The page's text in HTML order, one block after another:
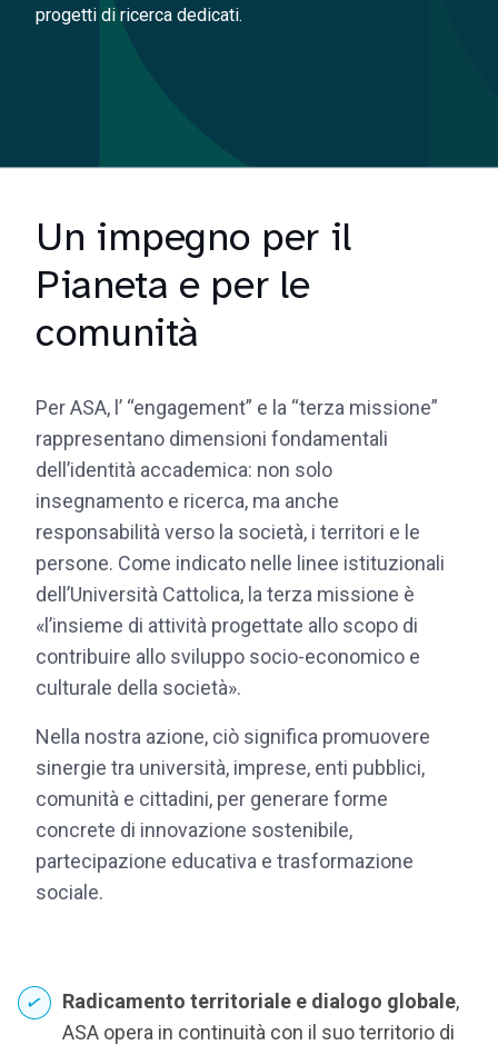
progetti di ricerca dedicati.
Un impegno per il
Pianeta e per le
comunità
Per ASA, l’ “engagement” e la “terza missione”
rappresentano dimensioni fondamentali
dell’identità accademica: non solo
insegnamento e ricerca, ma anche
responsabilità verso la società, i territori e le
persone. Come indicato nelle linee istituzionali
dell’Università Cattolica, la terza missione è
«l’insieme di attività progettate allo scopo di
contribuire allo sviluppo socio-economico e
culturale della società».
Nella nostra azione, ciò significa promuovere
sinergie tra università, imprese, enti pubblici,
comunità e cittadini, per generare forme
concrete di innovazione sostenibile,
partecipazione educativa e trasformazione
sociale.
Radicamento territoriale e dialogo globale,
ASA opera in continuità con il suo territorio di